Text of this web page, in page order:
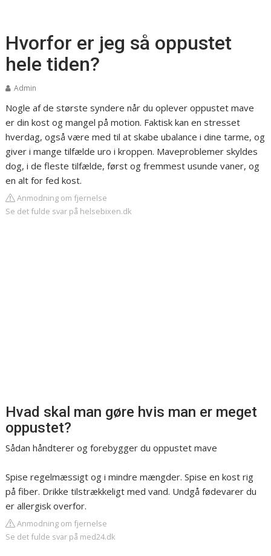
Hvorfor er jeg så oppustet
hele tiden?
Admin
Nogle af de største syndere når du oplever oppustet mave
er din kost og mangel på motion. Faktisk kan en stresset
hverdag, også være med til at skabe ubalance i dine tarme, og
giver i mange tilfælde uro i kroppen. Maveproblemer skyldes
dog, i de fleste tilfælde, først og fremmest usunde vaner, og
en alt for fed kost.
Anmodning om fjernelse
Se det fulde svar på helsebixen.dk
Hvad skal man gøre hvis man er meget
oppustet?
Sådan håndterer og forebygger du oppustet mave
Spise regelmæssigt og i mindre mængder. Spise en kost rig
på fiber. Drikke tilstrækkeligt med vand. Undgå fødevarer du
er allergisk overfor.
Anmodning om fjernelse
Se det fulde svar på med24.dk